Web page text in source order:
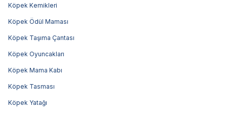
Köpek Kemikleri
Köpek Ödül Maması
Köpek Taşıma Çantası
Köpek Oyuncakları
Köpek Mama Kabı
Köpek Tasması
Köpek Yatağı